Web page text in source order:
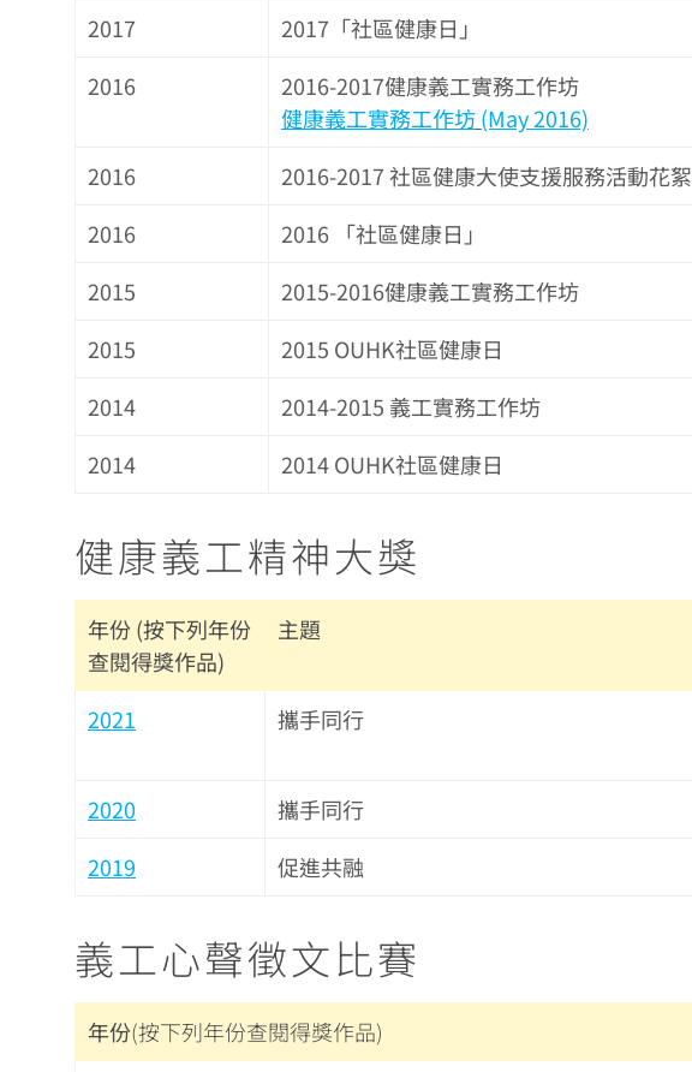
2017
2017「社區健康日」
2016
2016-2017健康義工實務工作坊
健康義工實務工作坊(May 2016)
2016
2016-2017 社區健康大使支援服務活動花絮
2016
2016 「社區健康日」
2015
2015-2016健康義工實務工作坊
2015
2015 OUHK社區健康日
2014
2014-2015 義工實務工作坊
2014
2014 OUHK社區健康日
健康義工精神大獎
年份(按下列年份
查閱得獎作品)
主題
2021 攜手同行
2020
攜手同行
2019
促進共融
義工心聲徵文比賽
年份(按下列年份查閱得獎作品)